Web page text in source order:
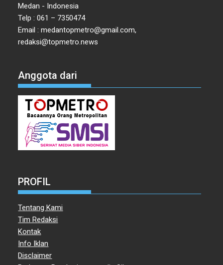
Medan - Indonesia
Telp : 061 – 7350474
Email : medantopmetro@gmail.com,
redaksi@topmetro.news
Anggota dari
PROFIL
Tentang Kami
Tim Redaksi
Kontak
Info Iklan
Disclaimer